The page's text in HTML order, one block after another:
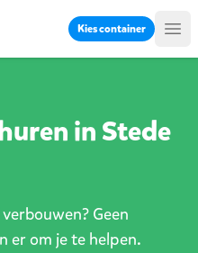
Kies container
in Stede
Geen
er om je te helpen.